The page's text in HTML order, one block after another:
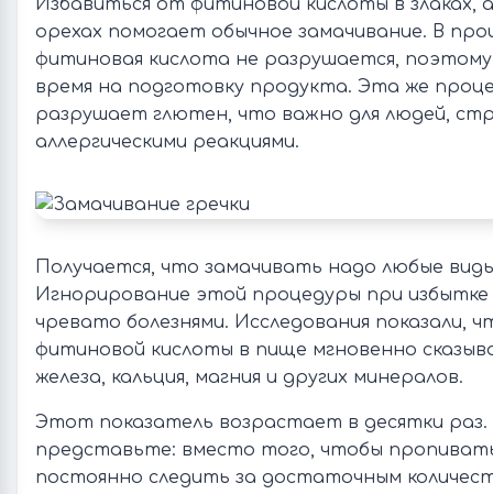
Избавиться от фитиновой кислоты в злаках,
орехах помогает обычное замачивание. В
фитиновая кислота не разрушается,
время на подготовку продукта. Эта же
разрушает глютен, что важно для людей,
аллергическими реакциями.
Получается, что замачивать надо любые
Игнорирование этой процедуры при избытке
чревато болезнями. Исследования показали,
фитиновой кислоты в пище мгновенно
железа, кальция, магния и других минералов.
Этот показатель возрастает в десятки
представьте: вместо того, чтобы
постоянно следить за достаточным